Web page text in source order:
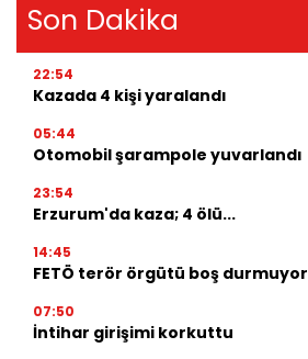
Son Dakika
22:54
Kazada 4 kişi yaralandı
05:44
Otomobil şarampole yuvarlandı
23:54
Erzurum'da kaza; 4 ölü...
14:45
FETÖ terör örgütü boş durmuyor
07:50
İntihar girişimi korkuttu